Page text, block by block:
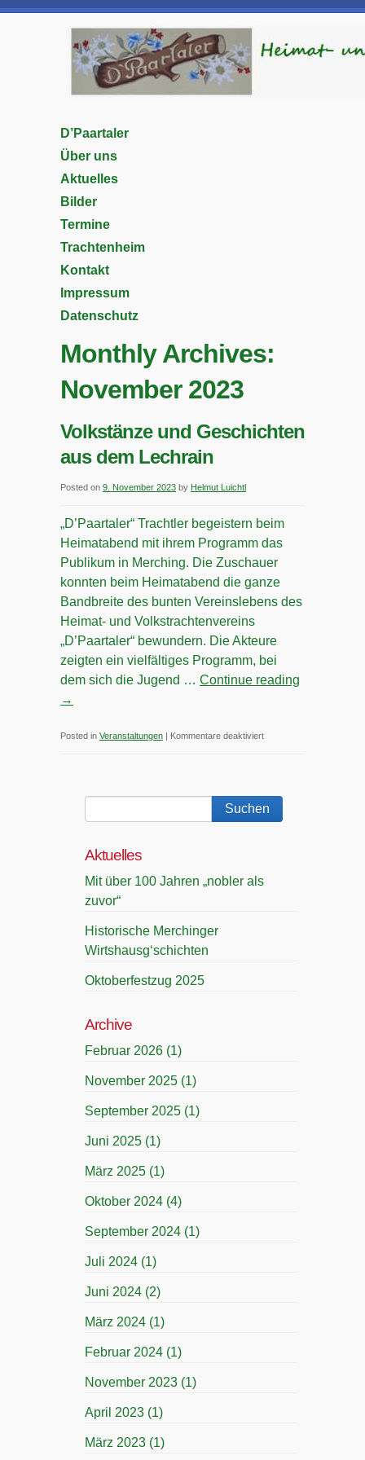
D’Paartaler
Über uns
Aktuelles
Bilder
Termine
Trachtenheim
Kontakt
Impressum
Datenschutz
Monthly Archives:
November 2023
Volkstänze und Geschichten
aus dem Lechrain
Posted on 9. November 2023 by Helmut Luichtl
„D’Paartaler“ Trachtler begeistern beim
Heimatabend mit ihrem Programm das
Publikum in Merching. Die Zuschauer
konnten beim Heimatabend die ganze
Bandbreite des bunten Vereinslebens des
Heimat- und Volkstrachtenvereins
„D’Paartaler“ bewundern. Die Akteure
zeigten ein vielfältiges Programm, bei
dem sich die Jugend … Continue reading
→
Posted in Veranstaltungen | Kommentare deaktiviertfür
aus
Aktuelles
Mit über 100 Jahren „nobler als
zuvor“
Historische Merchinger
Wirtshausg‘schichten
Oktoberfestzug 2025
Archive
Februar 2026 (1)
November 2025 (1)
September 2025 (1)
Juni 2025 (1)
März 2025 (1)
Oktober 2024 (4)
September 2024 (1)
Juli 2024 (1)
Juni 2024 (2)
März 2024 (1)
Februar 2024 (1)
November 2023 (1)
April 2023 (1)
März 2023 (1)